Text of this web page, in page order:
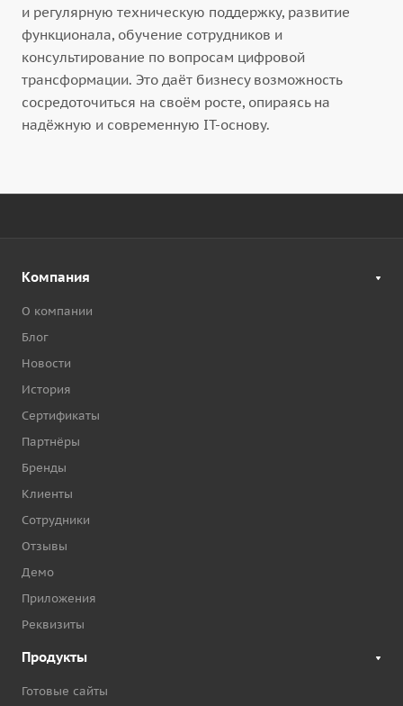
и регулярную техническую поддержку, развитие
функционала, обучение сотрудников и
консультирование по вопросам цифровой
трансформации. Это даёт бизнесу возможность
сосредоточиться на своём росте, опираясь на
надёжную и современную IT-основу.
Компания
О компании
Блог
Новости
История
Сертификаты
Партнёры
Бренды
Клиенты
Сотрудники
Отзывы
Демо
Приложения
Реквизиты
Продукты
Готовые сайты